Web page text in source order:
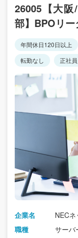
26005【大
部】BPOリー
年間休日120日以上
転勤なし
正社員
企業名
NEC
職種
サーバ